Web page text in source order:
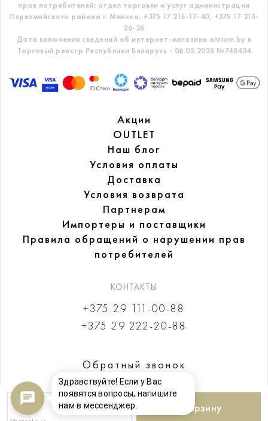
В корзину
прав потребителей: отдел торговли и услуг администрации
Первомайского района г. Минска, +375 17 215-17-40, +375 17 215-
26-26
Дата включения сведений об интернет-магазине atrium.by в
Торговый реестр Республики Беларусь - 06.05.2025 №748434
Акции
OUTLET
Наш блог
Условия оплаты
Доставка
Условия возврата
Партнерам
Импортеры и поставщики
Правила обращений о нарушении прав
потребителей
КОНТАКТЫ
+375 29 111-00-88
+375 29 222-20-88
Обратный звонок
Здравствуйте! Если у Вас
появятся вопросы, напишите
нам в мессенджер.